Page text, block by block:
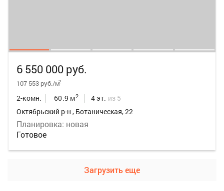
6 550 000 руб.
107 553 руб./м2
2-комн. 60.9 м2 4 эт. из 5
Октябрьский р-н , Ботаническая, 22
Планировка: новая
Готовое
Загрузить еще